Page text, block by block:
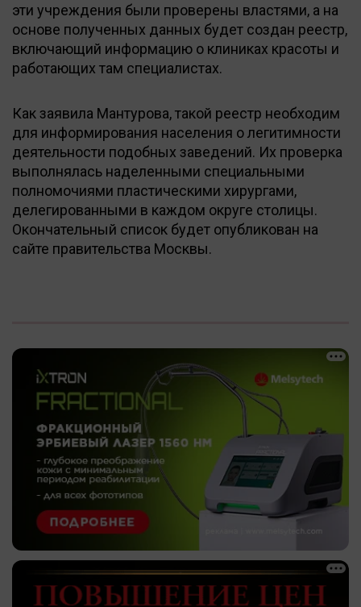
эти учреждения были проверены властями, а на
основе полученных данных будет создан реестр,
включающий информацию о клиниках красоты и
работающих там специалистах.
Как заявила Мантурова, такой реестр необходим
для информирования населения о легитимности
деятельности подобных заведений. Их проверка
выполнялась наделенными специальными
полномочиями пластическими хирургами,
делегированными в каждом округе столицы.
Окончательный список будет опубликован на
сайте правительства Москвы.